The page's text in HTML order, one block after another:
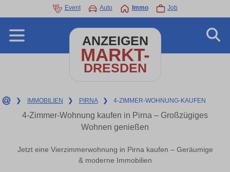
Event Auto Immo Job
ANZEIGEN
MARKT-
DRESDEN
❯ IMMOBILIEN ❯ PIRNA ❯ 4-ZIMMER-WOHNUNG-KAUFEN
4-Zimmer-Wohnung kaufen in Pirna – Großzügiges
Wohnen genießen
Jetzt eine Vierzimmerwohnung in Pirna kaufen – Geräumige
& moderne Immobilien